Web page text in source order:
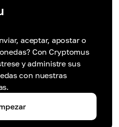
aceptar, apostar o
Con Cryptomus
y administre sus
con nuestras